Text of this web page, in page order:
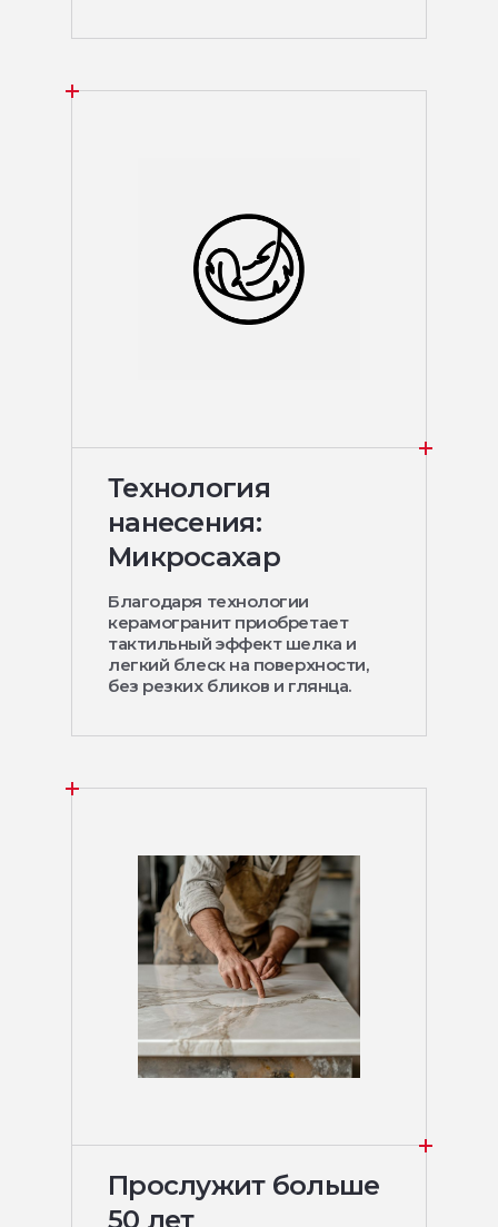
Технология
нанесения:
Микросахар
Благодаря технологии
керамогранит приобретает
тактильный эффект шелка и
легкий блеск на поверхности,
без резких бликов и глянца.
Прослужит больше
50 лет